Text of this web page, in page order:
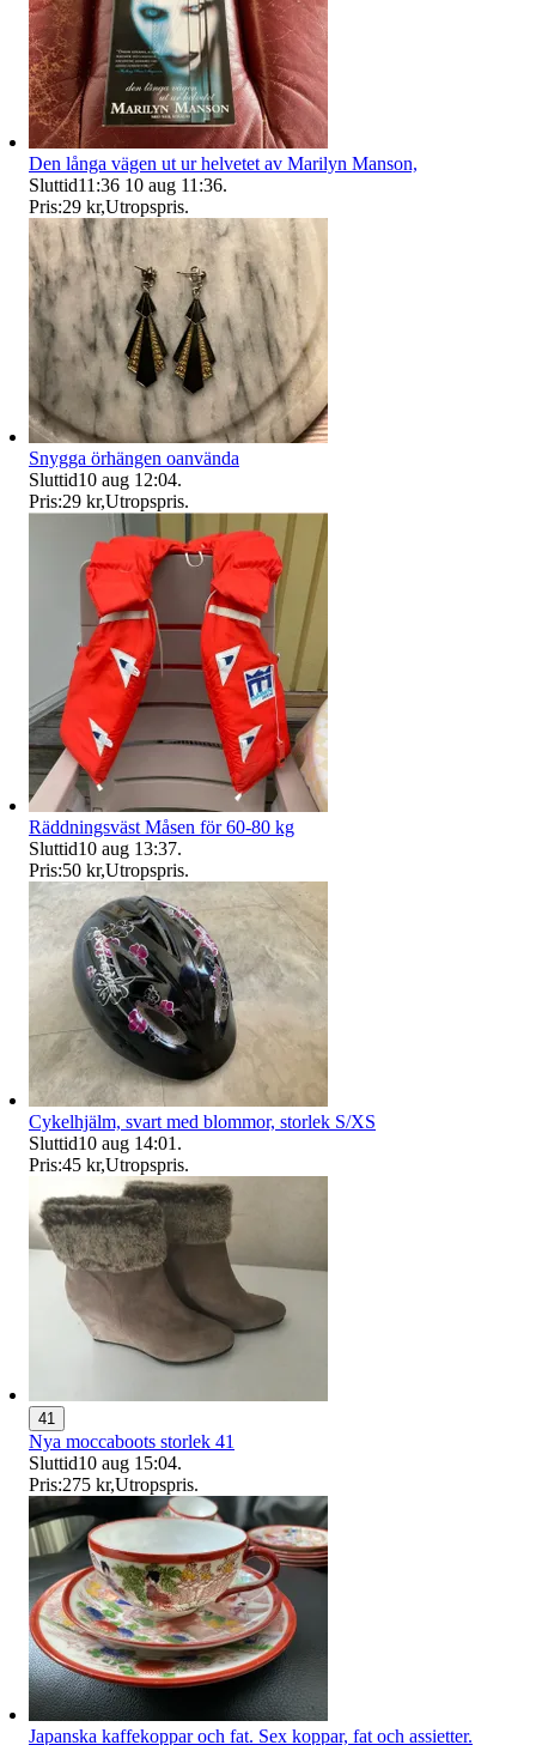
Den långa vägen ut ur helvetet av Marilyn Manson,
Sluttid11:36 10 aug 11:36.
Pris:29 kr,Utropspris.
Snygga örhängen oanvända
Sluttid10 aug 12:04.
Pris:29 kr,Utropspris.
Räddningsväst Måsen för 60-80 kg
Sluttid10 aug 13:37.
Pris:50 kr,Utropspris.
Cykelhjälm, svart med blommor, storlek S/XS
Sluttid10 aug 14:01 .
Pris:45 kr,Utropspris.
41
Nya moccaboots storlek 41
Sluttid10 aug 15:04.
Pris:275 kr,Utropspris.
Japanska kaffekoppar och fat. Sex koppar, fat och assietter.